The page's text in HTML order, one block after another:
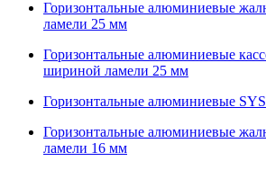
Горизонтальные алюминиевые
ламели 25 мм
Горизонтальные алюминиевые
шириной ламели 25 мм
Горизонтальные алюминиевые
Горизонтальные алюминиевые
ламели 16 мм